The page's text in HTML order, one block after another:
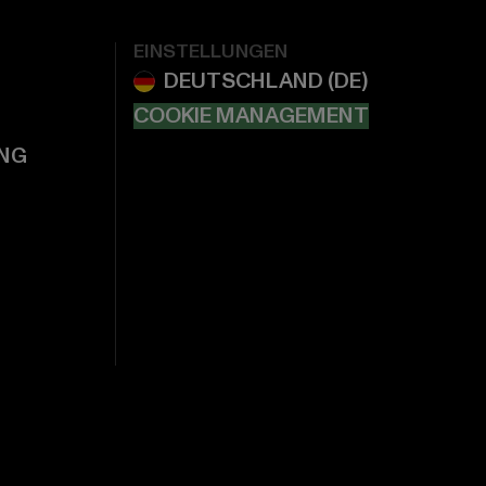
EINSTELLUNGEN
COOKIE MANAGEMENT